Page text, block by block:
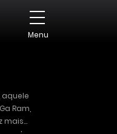
Menu
aquele
Ram,
mais